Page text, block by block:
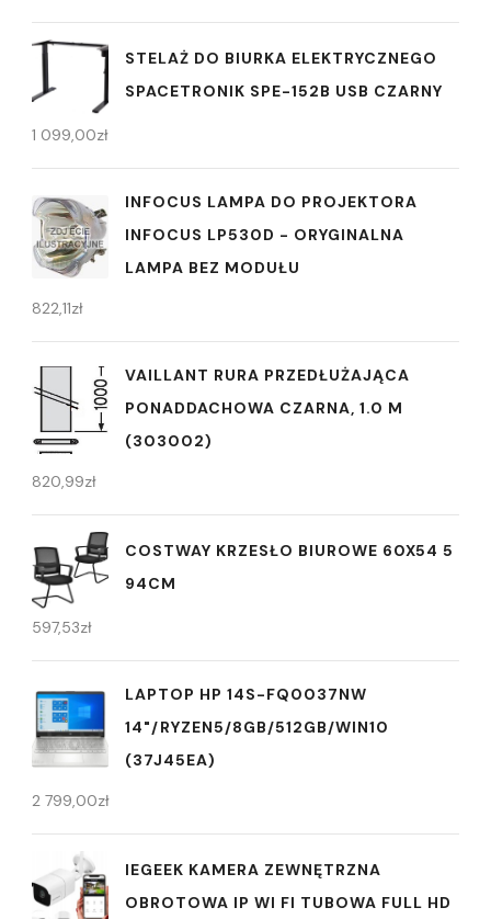
STELAŻ DO BIURKA ELEKTRYCZNEGO
SPACETRONIK SPE-152B USB CZARNY
1 099,00zł
INFOCUS LAMPA DO PROJEKTORA
INFOCUS LP530D - ORYGINALNA
LAMPA BEZ MODUŁU
822,11zł
VAILLANT RURA PRZEDŁUŻAJĄCA
PONADDACHOWA CZARNA, 1.0 M
(303002)
820,99zł
COSTWAY KRZESŁO BIUROWE 60X54 5
94CM
597,53zł
LAPTOP HP 14S-FQ0037NW
14"/RYZEN5/8GB/512GB/WIN10
(37J45EA)
2 799,00zł
IEGEEK KAMERA ZEWNĘTRZNA
OBROTOWA IP WI FI TUBOWA FULL HD